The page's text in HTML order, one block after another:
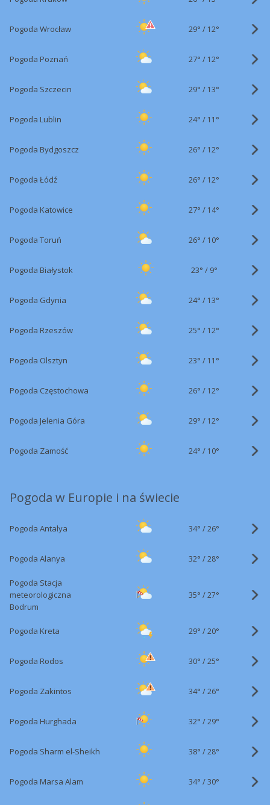
Pogoda Wrocław 29° / 12°
Pogoda Poznań 27° / 12°
Pogoda Szczecin 29° / 13°
Pogoda Lublin 24° / 11°
Pogoda Bydgoszcz 26° / 12°
Pogoda Łódź 26° / 12°
Pogoda Katowice 27° / 14°
Pogoda Toruń 26° / 10°
Pogoda Białystok 23° / 9°
Pogoda Gdynia 24° / 13°
Pogoda Rzeszów 25° / 12°
Pogoda Olsztyn 23° / 11°
Pogoda Częstochowa 26° / 12°
Pogoda Jelenia Góra 29° / 12°
Pogoda Zamość 24° / 10°
Pogoda w Europie i na świecie
Pogoda Antalya 34° /26°
Pogoda Alanya 32° /28°
Pogoda Stacja
meteorologiczna
Bodrum
35° /27°
Pogoda Kreta 29° /20°
Pogoda Rodos 30° /25°
Pogoda Zakintos 34° /26°
Pogoda Hurghada 32° /29°
Pogoda Sharm el-Sheikh 38° /28°
Pogoda Marsa Alam 34° /30°